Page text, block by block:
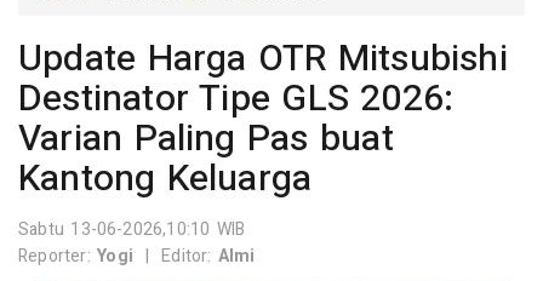
Update Harga OTR Mitsubishi
Destinator Tipe GLS 2026:
Varian Paling Pas buat
Kantong Keluarga
Sabtu 13-06-2026,10:10 WIB
Reporter:Yogi | Editor: Almi